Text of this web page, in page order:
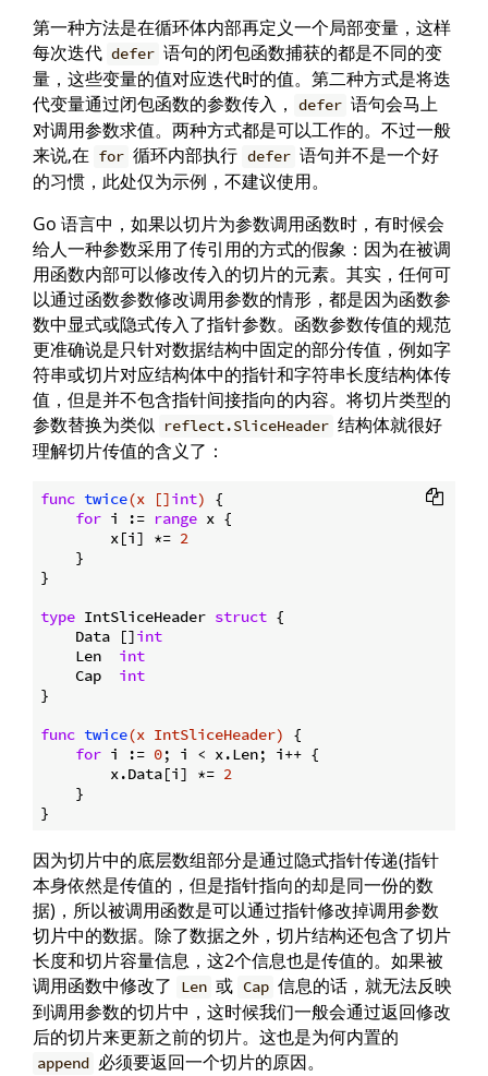
第一种方法是在循环体内部再定义一个局部变量，这样
每次迭代 defer 语句的闭包函数捕获的都是不同的变
量，这些变量的值对应迭代时的值。第二种方式是将迭
代变量通过闭包函数的参数传入，
defer 语句会马上
对调用参数求值。两种方式都是可以工作的。不过一般
来说,在 for 循环内部执行 defer 语句并不是一个好
的习惯，此处仅为示例，不建议使用。
Go 语言中，如果以切片为参数调用函数时，有时候会
给人一种参数采用了传引用的方式的假象：因为在被调
用函数内部可以修改传入的切片的元素。其实，任何可
以通过函数参数修改调用参数的情形，都是因为函数参
数中显式或隐式传入了指针参数。函数参数传值的规范
更准确说是只针对数据结构中固定的部分传值，例如字
符串或切片对应结构体中的指针和字符串长度结构体传
值，但是并不包含指针间接指向的内容。将切片类型的
参数替换为类似 reflect.SliceHeader 结构体就很好
理解切片传值的含义了：
func twice(x []int)
{
for i := range x {
        x[i] *=
2
    }
}
type IntSliceHeader struct {
    Data []
int
    Len
int
    Cap
int
}
func twice(x IntSliceHeader)
{
for i := 0; i < x.Len; i++ {
        x.Data[i] *=
2
    }
因为切片中的底层数组部分是通过隐式指针传递(指针
本身依然是传值的，但是指针指向的却是同一份的数
据)，所以被调用函数是可以通过指针修改掉调用参数
切片中的数据。除了数据之外，切片结构还包含了切片
长度和切片容量信息，这2个信息也是传值的。如果被
调用函数中修改了
Len 或 Cap 信息的话，就无法反映
到调用参数的切片中，这时候我们一般会通过返回修改
后的切片来更新之前的切片。这也是为何内置的
append 必须要返回一个切片的原因。